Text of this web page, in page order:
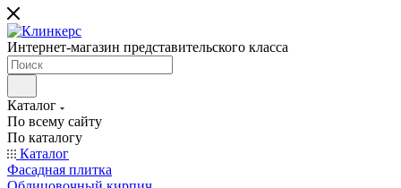
Интернет-магазин представительского класса
Каталог
По всему сайту
По каталогу
Каталог
Фасадная плитка